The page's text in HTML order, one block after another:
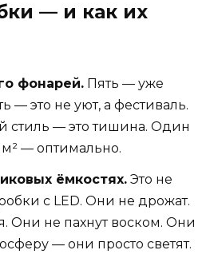
— и как их
фонарей. Пять — уже
— это не уют, а фестиваль.
стиль — это тишина. Один
м² — оптимально.
ёмкостях. Это не
с LED. Они не дрожат.
Они не пахнут воском. Они
— они просто светят.